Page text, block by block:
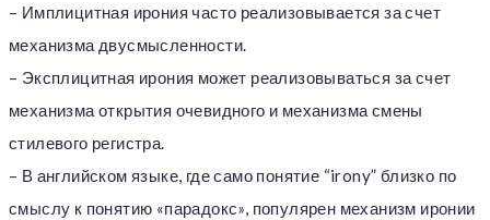
– Имплицитная ирония часто реализовывается за счет
механизма двусмысленности.
– Эксплицитная ирония может реализовываться за счет
механизма открытия очевидного и механизма смены
стилевого регистра.
– В английском языке, где само понятие “irony” близко по
смыслу к понятию «парадокс», популярен механизм иронии